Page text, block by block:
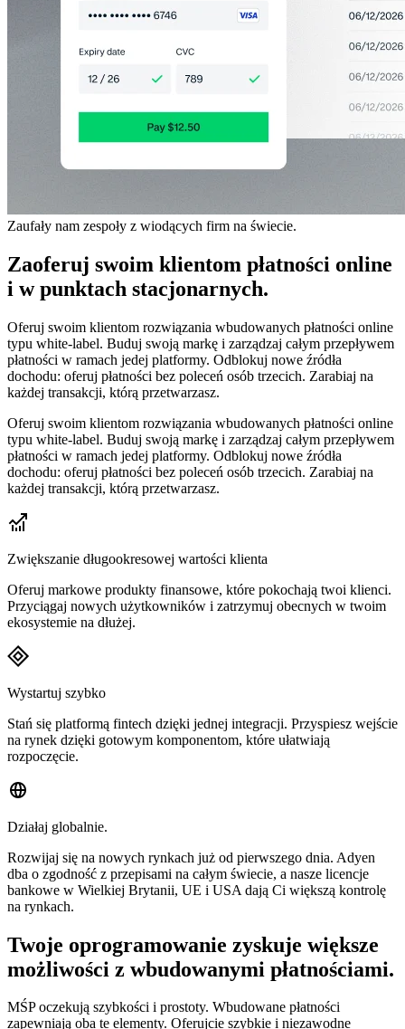
Zaufały nam zespoły z wiodących firm na świecie.
Zaoferuj swoim klientom płatności online
i w punktach stacjonarnych.
Oferuj swoim klientom rozwiązania wbudowanych płatności online
typu white-label. Buduj swoją markę i zarządzaj całym przepływem
płatności w ramach jedej platformy. Odblokuj nowe źródła
dochodu: oferuj płatności bez poleceń osób trzecich. Zarabiaj na
każdej transakcji, którą przetwarzasz.
Oferuj swoim klientom rozwiązania wbudowanych płatności online
typu white-label. Buduj swoją markę i zarządzaj całym przepływem
płatności w ramach jedej platformy. Odblokuj nowe źródła
dochodu: oferuj płatności bez poleceń osób trzecich. Zarabiaj na
każdej transakcji, którą przetwarzasz.
Zwiększanie długookresowej wartości klienta
Oferuj markowe produkty finansowe, które pokochają twoi klienci.
Przyciągaj nowych użytkowników i zatrzymuj obecnych w twoim
ekosystemie na dłużej.
Wystartuj szybko
Stań się platformą fintech dzięki jednej integracji. Przyspiesz wejście
na rynek dzięki gotowym komponentom, które ułatwiają
rozpoczęcie.
Działaj globalnie.
Rozwijaj się na nowych rynkach już od pierwszego dnia. Adyen
dba o zgodność z przepisami na całym świecie, a nasze licencje
bankowe w Wielkiej Brytanii, UE i USA dają Ci większą kontrolę
na rynkach.
Twoje oprogramowanie zyskuje większe
możliwości z wbudowanymi płatnościami.
MŚP oczekują szybkości i prostoty. Wbudowane płatności
zapewniają oba te elementy. Oferujcie szybkie i niezawodne